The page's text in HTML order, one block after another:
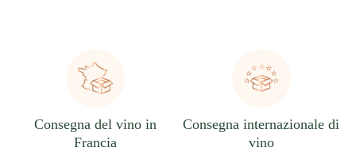
Consegna del vino in
Francia
Consegna internazionale di
vino